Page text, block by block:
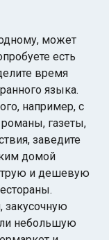
может
есть
время
языка.
например, с
газеты,
заведите
домой
и дешевую
закусочную
небольшую